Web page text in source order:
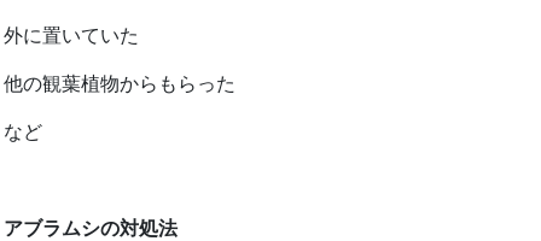
外に置いていた
他の観葉植物からもらった
など
アブラムシの対処法